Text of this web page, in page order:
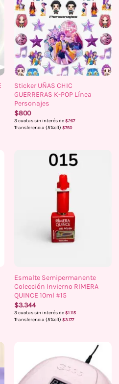
Sticker UÑAS CHIC
GUERRERAS K-POP Línea
Personajes
$800
3 cuotas sin interés de $267
Transferencia (5%off) $760
Esmalte Semipermanente
Colección Invierno RIMERA
QUINCE 10ml #15
$3.344
3 cuotas sin interés de $1.115
Transferencia (5%off) $3.177